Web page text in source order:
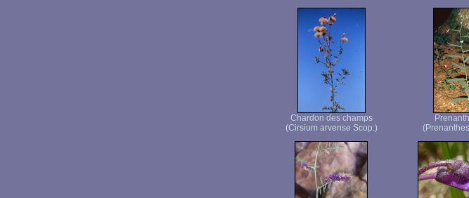
Chardon des champs
(Cirsium arvense Scop.)